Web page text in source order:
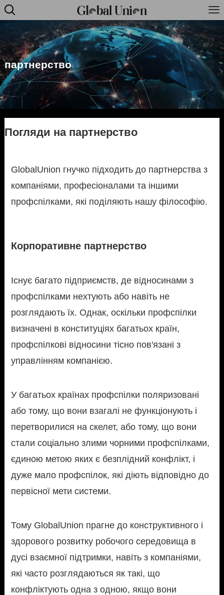
партнерство
Погляди на партнерство
GlobalUnion гнучко підходить до партнерства з
компаніями, професіоналами та іншими
профспілками, які поділяють нашу філософію.
Корпоративне партнерство
Існує багато підприємств, де відносинами з
профспілками нехтують або навіть не
розглядають їх. Однак, оскільки профспілки
визначені в конституціях багатьох країн,
профспілкові відносини тісно пов'язані з
управлінням компанією.
У багатьох країнах профспілки поляризовані
або тому, що вони взагалі не функціонують і
перетворилися на скелет, або тому, що вони
стали соціально злими чорними профспілками,
єдиною метою яких є безплідний конфлікт, і
дуже мало профспілок, які діють відповідно до
первісної мети системи.
Тому GlobalUnion прагне до конструктивного і
здорового розвитку робочого середовища в
дусі взаємної підтримки, навіть з компаніями,
які часто розглядаються як такі, що
конфліктують одна з одною, якщо вони